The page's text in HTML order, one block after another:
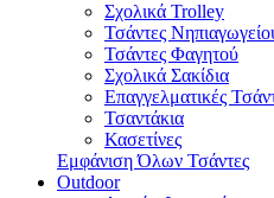
Σχολικά Trolley
Τσάντες
Τσάντες Φαγητού
Σχολικά Σακίδια
Επαγγελματικές
Τσαντάκια
Κασετίνες
Εμφάνιση Όλων Τσάντες
Outdoor